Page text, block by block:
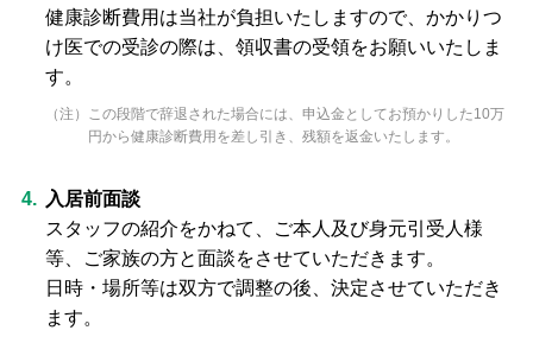
健康診断費用は当社が負担いたしますので、かかりつ
け医での受診の際は、領収書の受領をお願いいたしま
す。
（注）この段階で辞退された場合には、申込金としてお預かりした10万
円から健康診断費用を差し引き、残額を返金いたします。
入居前面談
スタッフの紹介をかねて、ご本人及び身元引受人様
等、ご家族の方と面談をさせていただきます。
日時・場所等は双方で調整の後、決定させていただき
ます。